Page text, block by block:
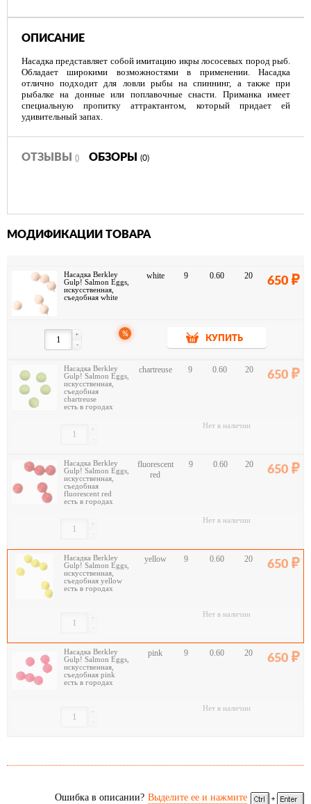
ОПИСАНИЕ
Насадка представляет собой имитацию икры лососевых пород рыб.
Обладает широкими возможностями в применении. Насадка
отлично подходит для ловли рыбы на спиннинг, а также при
рыбалке на донные или поплавочные снасти. Приманка имеет
специальную пропитку аттрактантом, который придает ей
удивительный запах.
ОТЗЫВЫ () ОБЗОРЫ (0)
МОДИФИКАЦИИ ТОВАРА
Насадка Berkley
Gulp! Salmon Eggs,
искусственная,
съедобная white
white 9 0.60 20 650
-
+ %
КУПИТЬ
Насадка Berkley
Gulp! Salmon Eggs,
искусственная,
съедобная
chartreuse
есть в городах
chartreuse 9 0.60 20 650
-
+ Нет в наличии
Насадка Berkley
Gulp! Salmon Eggs,
искусственная,
съедобная
fluorescent red
есть в городах
fluorescent
red
9 0.60 20 650
-
+ Нет в наличии
Насадка Berkley
Gulp! Salmon Eggs,
искусственная,
съедобная yellow
есть в городах
yellow 9 0.60 20 650
-
+ Нет в наличии
Насадка Berkley
Gulp! Salmon Eggs,
искусственная,
съедобная pink
есть в городах
pink 9 0.60 20 650
-
+ Нет в наличии
Ошибка в описании? Выделите ее и нажмите